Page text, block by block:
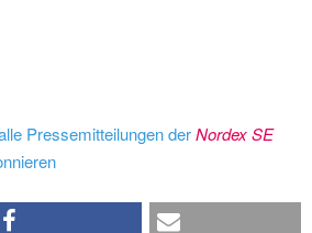
Pressemitteilungen derNordex SE